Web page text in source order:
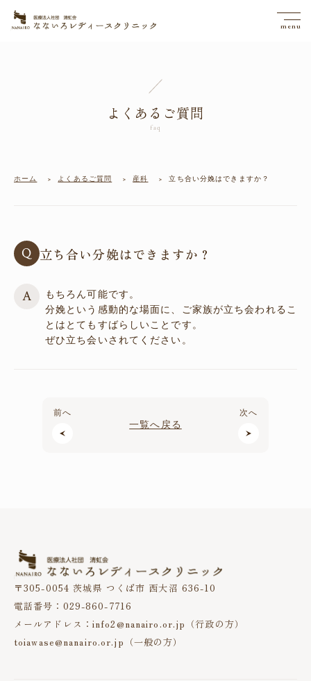
よくあるご質問
ホーム よくあるご質問 産科 立ち合い分娩はできますか？
立ち合い分娩はできますか？
もちろん可能です。
分娩という感動的な場面に、ご家族が立ち会われるこ
とはとてもすばらしいことです。
ぜひ立ち会いされてください。
前へ
一覧へ戻る
次へ
〒305-0054 茨城県 つくば市 西大沼 636-10
電話番号：029-860-7716
メールアドレス：info2@nanairo.or.jp（行政の方）
toiawase@nanairo.or.jp（一般の方）